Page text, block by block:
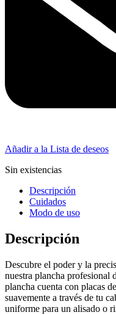
Añadir a la Lista de deseos
Sin existencias
Descripción
Cuidados
Modo de uso
Descripción
Descubre el poder y la
nuestra plancha profesional
plancha cuenta con placas
suavemente a través de tu
uniforme para un alisado o